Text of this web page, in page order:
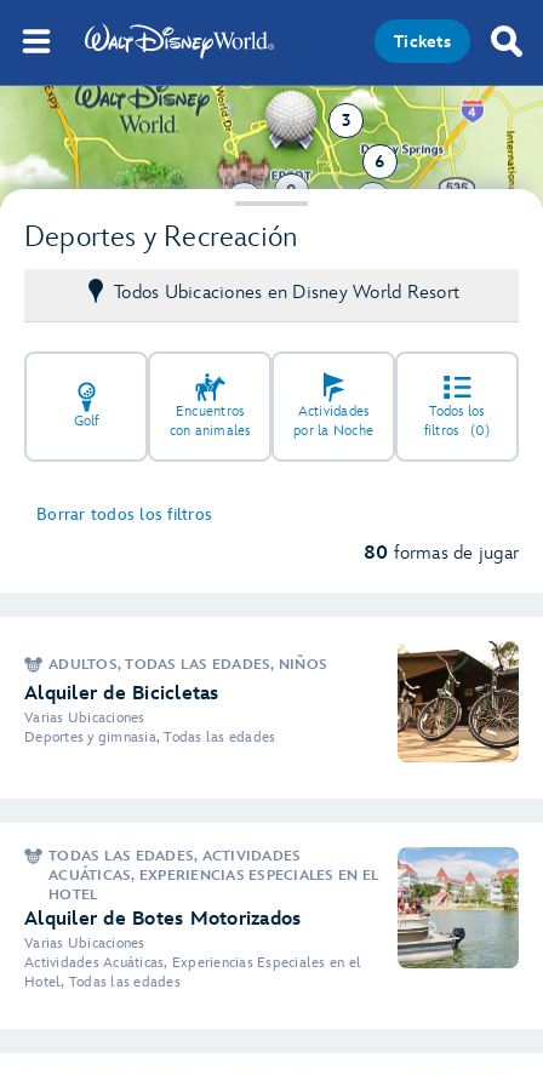
Tickets
Deportes y Recreación
Todos Ubicaciones en Disney World Resort
Golf
Encuentros
con animales
Actividades
por la Noche
Todos los
filtros (0)
Borrar todos los filtros
80formas de jugar
ADULTOS, TODAS LAS EDADES, NIÑOS
Alquiler de Bicicletas
Varias Ubicaciones
Deportes y gimnasia, Todas las edades
TODAS LAS EDADES, ACTIVIDADES
ACUÁTICAS, EXPERIENCIAS ESPECIALES EN EL
HOTEL
Alquiler de Botes Motorizados
Varias Ubicaciones
Actividades Acuáticas, Experiencias Especiales en el
Hotel, Todas las edades
3
6
9
3